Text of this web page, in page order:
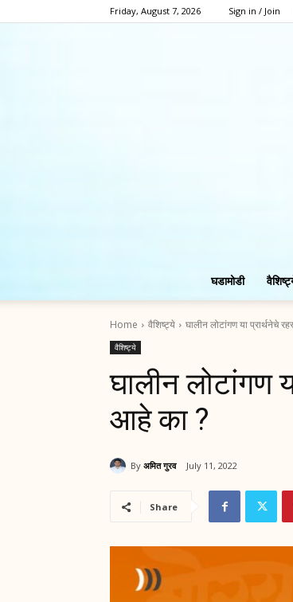
Friday, August 7, 2026 Sign in / Join
घडामोडी
Home वैशिष्ट्ये घालीन लोटांगण या प्रार्थनेचे
वैशिष्ट्ये
घालीन लोटांगण
आहे का ?
By अमित गुरव July 11, 2022
Share